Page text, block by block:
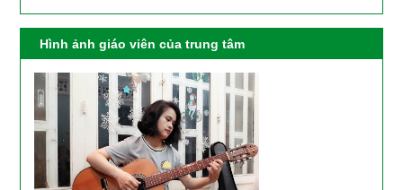
Hình ảnh giáo viên của trung tâm